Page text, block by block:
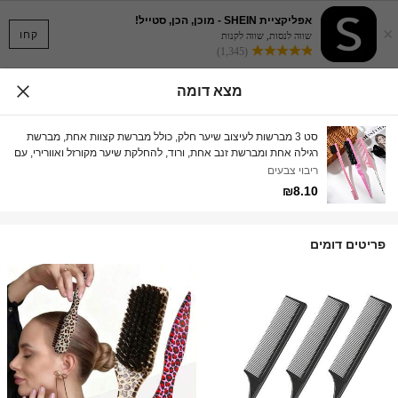
קחו ×
אפליקציית SHEIN - מוכן, הכן, סטייל!
שווה לנסות, שווה לקנות
(1,345)
מצא דומה
סט 3 מברשות לעיצוב שיער חלק, כולל מברשת קצוות אחת, מברשת
רגילה אחת ומברשת זנב אחת, ורוד, להחלקת שיער מקורזל ואוורירי, עם
אביזרים ורודים, כלי עיצוב, ערכת עיצוב שיער, ערכת כלי שיער, נסיעות,
יום הולדת
ריבוי צבעים
₪8.10
פריטים דומים